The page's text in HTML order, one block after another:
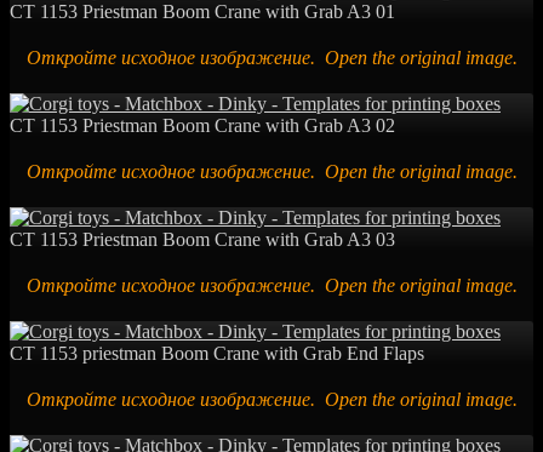
CT 1153 Priestman Boom Crane with Grab A3 01
Откройте исходное изображение. Open the original image.
CT 1153 Priestman Boom Crane with Grab A3 02
Откройте исходное изображение. Open the original image.
CT 1153 Priestman Boom Crane with Grab A3 03
Откройте исходное изображение. Open the original image.
CT 1153 priestman Boom Crane with Grab End Flaps
Откройте исходное изображение. Open the original image.